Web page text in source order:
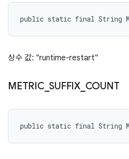
public static final String
상수 값: "runtime-restart"
METRIC _SUFFIX_ COUNT
public static final String